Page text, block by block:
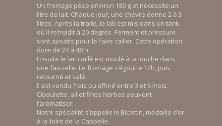
Un fromage pèse environ 180 g et nécessite un
litre de lait. Chaque jour, une chèvre donne 2 à 3
litres. Après la traite, le lait est mis dans un tank
où il refroidit à 20 degrés. Ferment et pressure
sont ajoutés pour le faire cailler. Cette opération
dure de 24 à 48 h.
Ensuite le lait caillé est moulé à la louche dans
une faisselle. Le fromage s’égoutte 12h, puis
retourné et salé.
Il est vendu frais ou affiné entre 3 et 6 mois.
Ciboulette, ail et fines herbes peuvent
l’aromatiser.
Notre spécialité s’appelle le Bicottin, médaille d’or
à la foire de la Cappelle.